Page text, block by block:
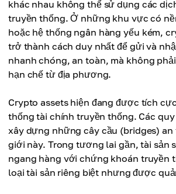
khác nhau không thể sử dụng các
truyền thống. Ở những khu vực có
hoặc hệ thống ngân hàng yếu kém,
trở thành cách duy nhất để gửi và
nhanh chóng, an toàn, mà không
hạn chế từ địa phương.
Crypto assets hiện đang được tích
thống tài chính truyền thống. Các
xây dựng những cây cầu (bridges)
giới này. Trong tương lai gần, tài sản
ngang hàng với chứng khoán truyền
loại tài sản riêng biệt nhưng được